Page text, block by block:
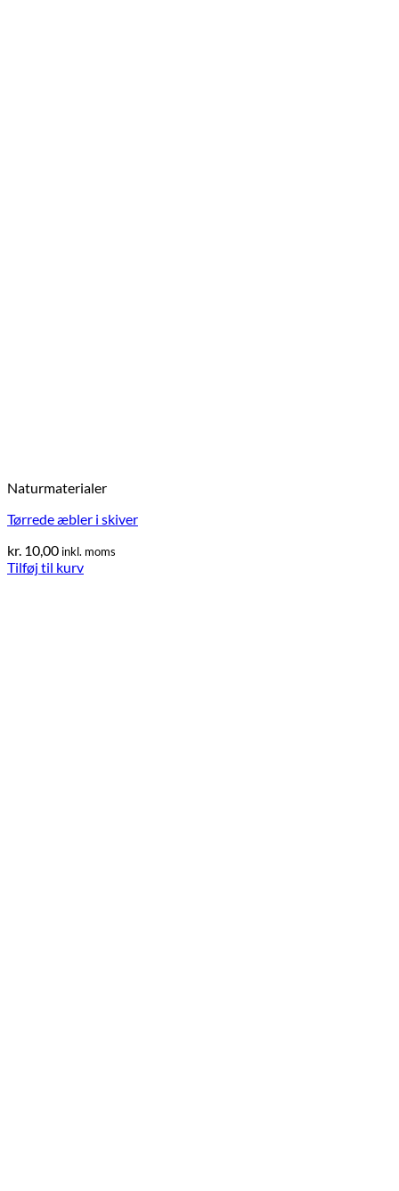
Naturmaterialer
Tørrede æbler i skiver
kr. 10,00 inkl. moms
Tilføj til kurv